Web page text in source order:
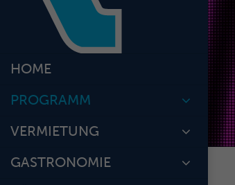
HOME
PROGRAMM
VERMIETUNG
GASTRONOMIE